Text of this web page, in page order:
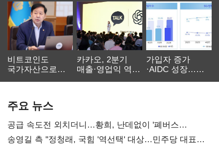
비트코인도
국가자산으로…'
카카오, 2분기
매출·영업익 역대
가입자 증가
·AIDC 성장…
주요 뉴스
공급 속도전 외치더니…황희, 난데없이 '폐버스
리모델링' 제안
송영길 측 "정청래, 국힘 '역선택' 대상…민주당 대표로